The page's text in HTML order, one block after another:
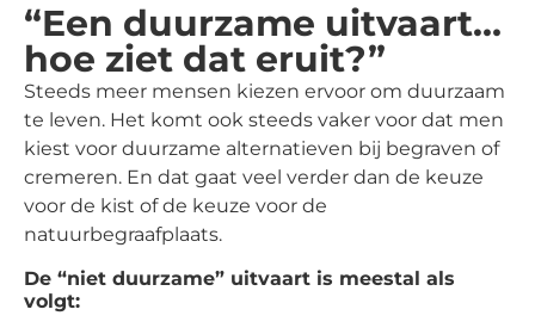
“Een duurzame uitvaart…
hoe ziet dat eruit?”
Steeds meer mensen kiezen ervoor om duurzaam
te leven. Het komt ook steeds vaker voor dat men
kiest voor duurzame alternatieven bij begraven of
cremeren. En dat gaat veel verder dan de keuze
voor de kist of de keuze voor de
natuurbegraafplaats.
De “niet duurzame” uitvaart is meestal als
volgt: